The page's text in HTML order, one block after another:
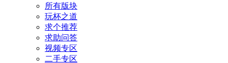
所有版块
玩杯之道
求个推荐
求助问答
视频专区
二手专区